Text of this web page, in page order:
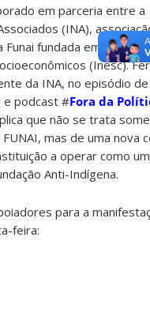
em parceria entre a
(INA),
Funai fundada em 2017,
(Inesc).
da INA, no episódio
e podcast #Fora da
que não se trata
mas de uma nova
a operar como
Anti-Indígena.
para a
feira: